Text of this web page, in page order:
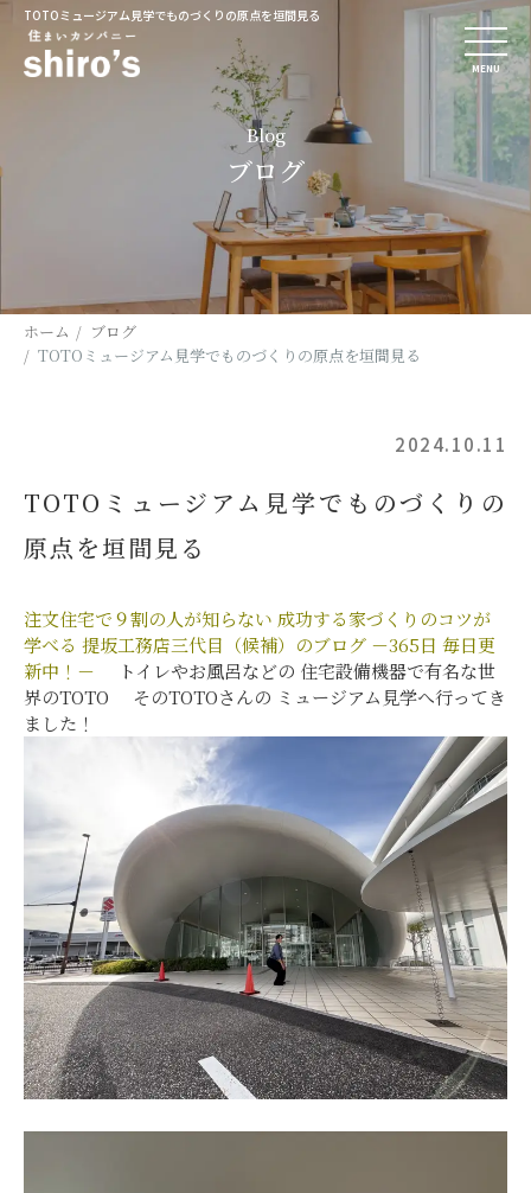
TOTOミュージアム見学でものづくりの原点を垣間見る
MENU
Blog
ブログ
ホーム
ブログ
TOTOミュージアム見学でものづくりの原点を垣間見る
2024.10.11
TOTOミュージアム見学でものづくりの
原点を垣間見る
注文住宅で９割の人が知らない 成功する家づくりのコツが
学べる 提坂工務店三代目（候補）のブログ －365日 毎日更
新中！－ トイレやお風呂などの 住宅設備機器で有名な世
界のTOTO そのTOTOさんの ミュージアム見学へ行ってき
ました！